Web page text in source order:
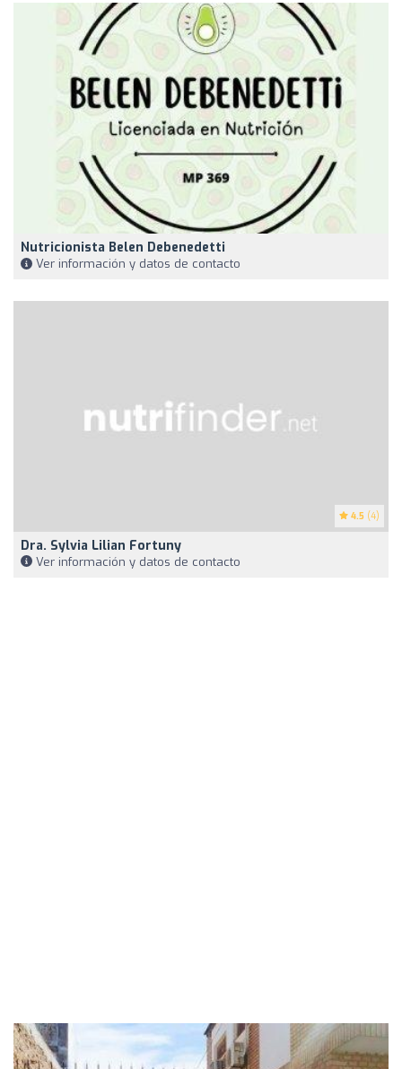
Nutricionista Belen Debenedetti
Ver información y datos de contacto
4.5 (4)
Dra. Sylvia Lilian Fortuny
Ver información y datos de contacto